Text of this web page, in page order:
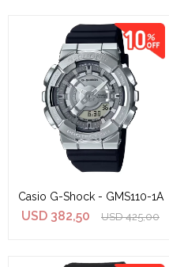
Casio G-Shock - GMS110-1A
USD 382,50 USD 425,00